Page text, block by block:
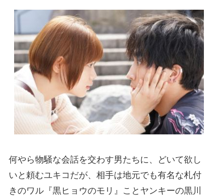
何やら物騒な会話を交わす男たちに、どいて欲し
いと頼むユキコだが、相手は地元でも有名な札付
きのワル『黒ヒョウのモリ』ことヤンキーの黒川